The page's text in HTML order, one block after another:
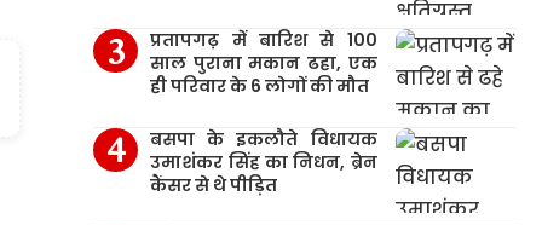
प्रतापगढ़ में बारिश से 100
साल पुराना मकान ढहा, एक
ही परिवार के 6 लोगों की मौत
बसपा के इकलौते विधायक
उमाशंकर सिंह का निधन, ब्रेन
कैंसर से थे पीड़ित